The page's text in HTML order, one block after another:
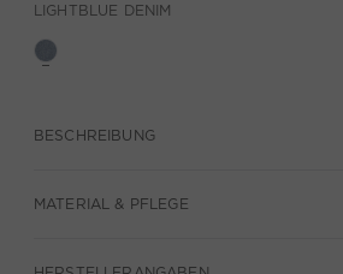
LIGHTBLUE DENIM
BESCHREIBUNG
MATERIAL & PFLEGE